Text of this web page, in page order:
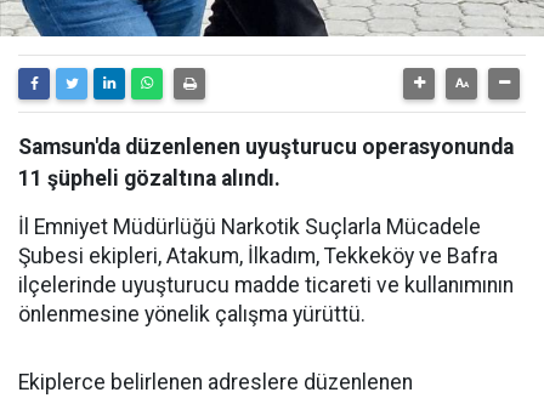
Samsun'da düzenlenen uyuşturucu operasyonunda
11 şüpheli gözaltına alındı.
İl Emniyet Müdürlüğü Narkotik Suçlarla Mücadele
Şubesi ekipleri, Atakum, İlkadım, Tekkeköy ve Bafra
ilçelerinde uyuşturucu madde ticareti ve kullanımının
önlenmesine yönelik çalışma yürüttü.
Ekiplerce belirlenen adreslere düzenlenen